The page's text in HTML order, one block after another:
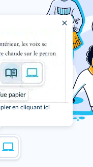
en cliquant ici